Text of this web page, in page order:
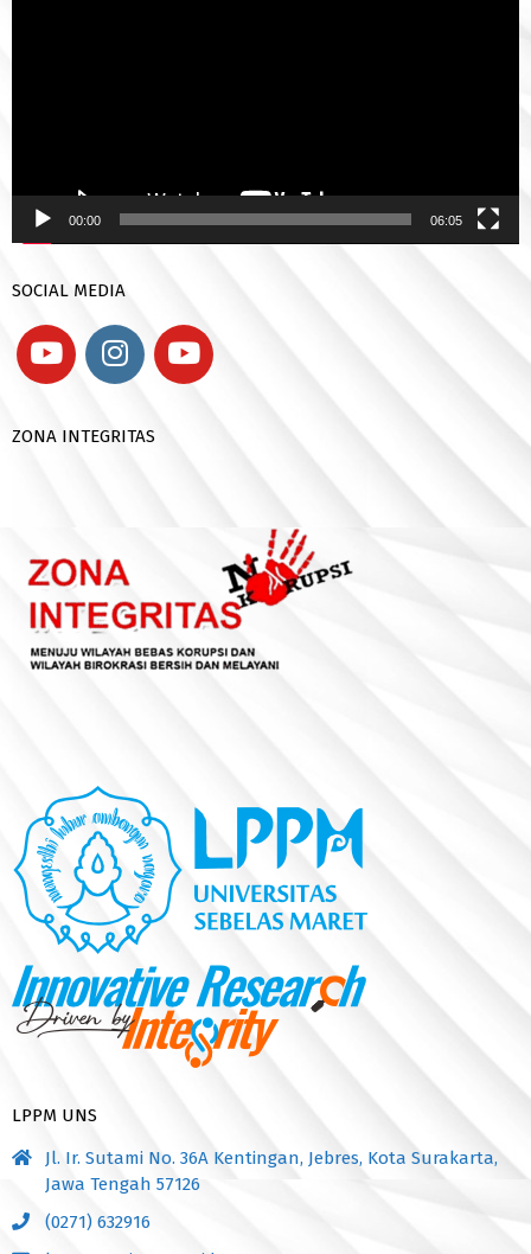
00:00 06:05
SOCIAL MEDIA
ZONA INTEGRITAS
LPPM UNS
Jl. Ir. Sutami No. 36A Kentingan, Jebres, Kota Surakarta,
Jawa Tengah 57126
(0271) 632916